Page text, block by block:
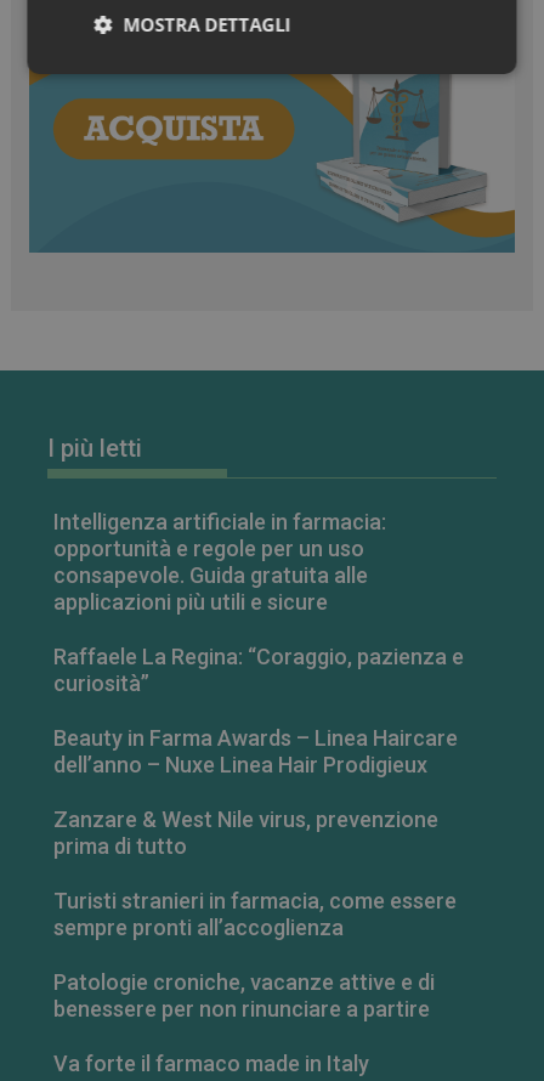
I più letti
Intelligenza artificiale in farmacia:
opportunità e regole per un uso
consapevole. Guida gratuita alle
applicazioni più utili e sicure
Raffaele La Regina: “Coraggio, pazienza e
curiosità”
Beauty in Farma Awards – Linea Haircare
dell’anno – Nuxe Linea Hair Prodigieux
Zanzare & West Nile virus, prevenzione
prima di tutto
Turisti stranieri in farmacia, come essere
sempre pronti all’accoglienza
Patologie croniche, vacanze attive e di
benessere per non rinunciare a partire
Va forte il farmaco made in Italy
MOSTRA DETTAGLI
Necessari Marketing
Non
classificati
protette del sito. Il sito web non è in grado di
NOME
PHPSESSID
PHP.net
Sessione
_ga_RV9MB13F2Q .farmamese.it